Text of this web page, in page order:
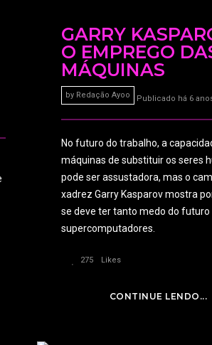
GARRY
O EMPREGO
MÁQUINAS
by Redação Ayoo Publicado há 6
No futuro do trabalho, a
máquinas de substituir os seres
pode ser assustadora, mas o
xadrez Garry Kasparov mostra
se deve ter tanto medo do futuro
supercomputadores.
275 Likes
CONTINUE LENDO...